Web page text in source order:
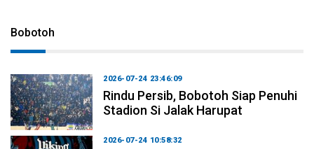
Bobotoh
2026-07-24 23:46:09
Rindu Persib, Bobotoh Siap Penuhi
Stadion Si Jalak Harupat
2026-07-24 10:58:32